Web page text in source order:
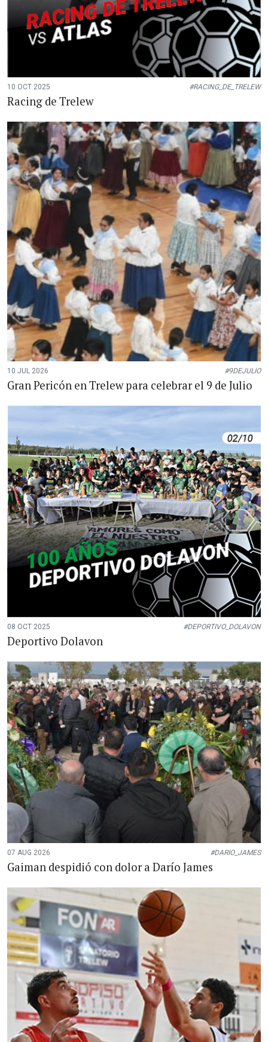
10 OCT 2025 #RACING_DE_TRELEW
Racing de Trelew
10 JUL 2026 #9DEJULIO
Gran Pericón en Trelew para celebrar el 9 de Julio
08 OCT 2025 #DEPORTIVO_DOLAVON
Deportivo Dolavon
07 AUG 2026 #DARIO_JAMES
Gaiman despidió con dolor a Darío James